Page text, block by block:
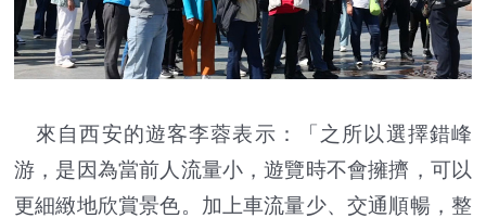
來自西安的遊客李蓉表示：「之所以選擇錯峰
游，是因為當前人流量小，遊覽時不會擁擠，可以
更細緻地欣賞景色。加上車流量少、交通順暢，整